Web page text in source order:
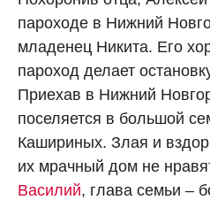
пароходе в Нижний
младенец Никита. Его
пароход делает
Приехав в Нижний
поселяется в большой
Кашириных. Злая и
их мрачный дом не
Василий, глава семьи –